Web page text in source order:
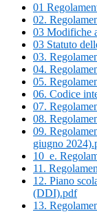
01
02.
03 Modifiche
03 Statuto
03.
04.
05.
06. Codice
07.
08.
09.
giugno
10_e.
11.
12. Piano
(DDI).pdf
13.